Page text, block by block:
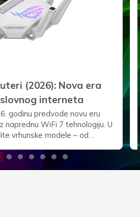
hard diskovi za siguran
podataka
i neograničen prostor za vaše
i eksterne hard diskove
kolosalne stolne 3.5" diskove
od 28TB i WD Elements od 24TB
ili praktični džepni Seagate
u pokretu, naša ponuda nudi